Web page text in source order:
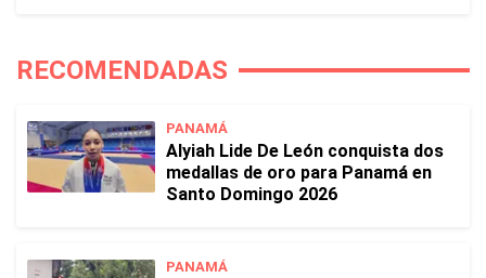
RECOMENDADAS
PANAMÁ
Alyiah Lide De León conquista dos
medallas de oro para Panamá en
Santo Domingo 2026
PANAMÁ